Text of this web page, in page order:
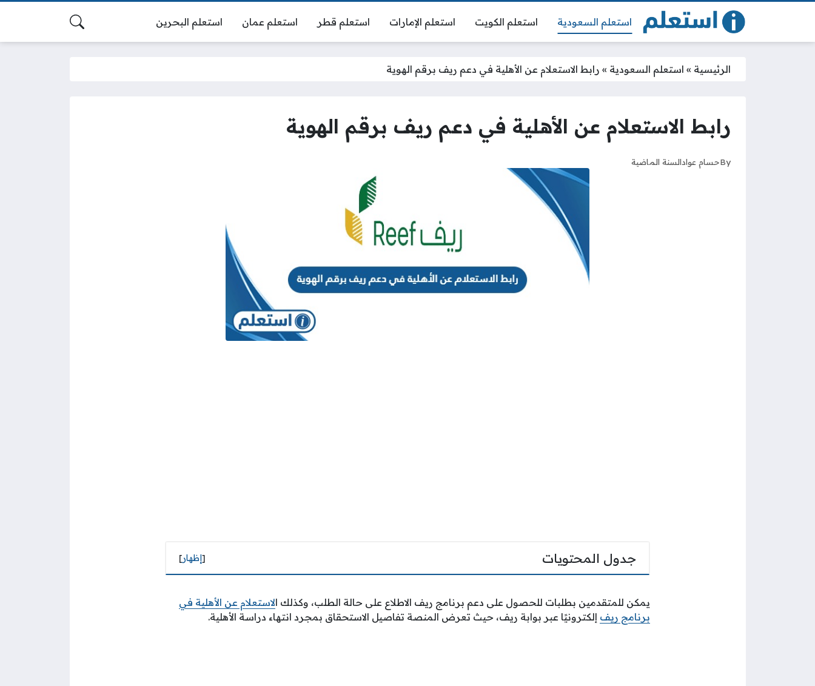
استعلم السعودية استعلم الكويت استعلم الإمارات استعلم قطر استعلم عمان استعلم البحرين
الرئيسية » استعلم السعودية » رابط الاستعلام عن الأهلية في دعم ريف برقم الهوية
رابط الاستعلام عن الأهلية في دعم ريف برقم الهوية
Byحسام عوادالسنة الماضية
جدول المحتويات [إظهار]
يمكن للمتقدمين بطلبات للحصول على دعم برنامج ريف الاطلاع على حالة الطلب، وكذلك الاستعلام عن الأهلية في
برنامج ريف إلكترونيًا عبر بوابة ريف، حيث تعرض المنصة تفاصيل الاستحقاق بمجرد انتهاء دراسة الأهلية.